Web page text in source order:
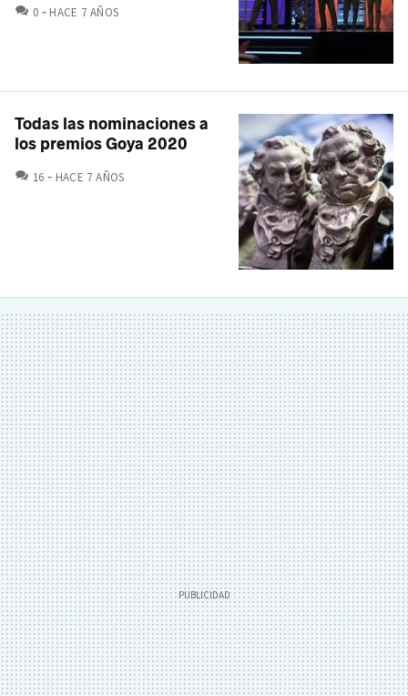
0 COMENTARIOS
HACE 7 AÑOS
Todas las nominaciones a
los premios Goya 2020
16 COMENTARIOS
HACE 7 AÑOS